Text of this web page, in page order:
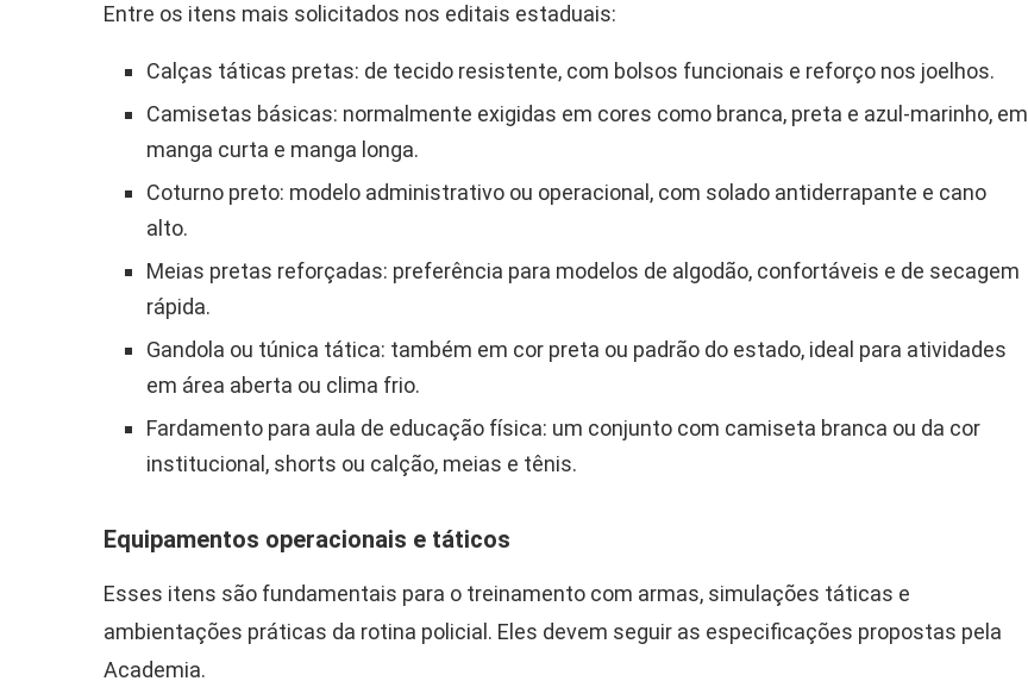
Entre os itens mais solicitados nos editais estaduais:
Calças táticas pretas: de tecido resistente, com bolsos funcionais e reforço nos joelhos.
Camisetas básicas: normalmente exigidas em cores como branca, preta e azul-marinho, em
manga curta e manga longa.
Coturno preto: modelo administrativo ou operacional, com solado antiderrapante e cano
alto.
Meias pretas reforçadas: preferência para modelos de algodão, confortáveis e de secagem
rápida.
Gandola ou túnica tática: também em cor preta ou padrão do estado, ideal para atividades
em área aberta ou clima frio.
Fardamento para aula de educação física: um conjunto com camiseta branca ou da cor
institucional, shorts ou calção, meias e tênis.
Equipamentos operacionais e táticos
Esses itens são fundamentais para o treinamento com armas, simulações táticas e
ambientações práticas da rotina policial. Eles devem seguir as especificações propostas pela
Academia.